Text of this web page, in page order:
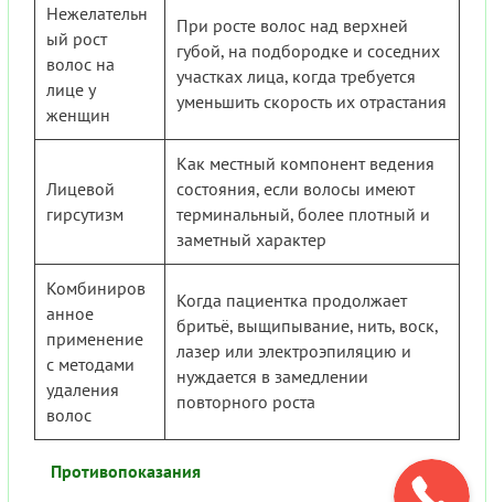
Нежелательн
ый рост
волос на
лице у
женщин
При росте волос над верхней
губой, на подбородке и соседних
участках лица, когда требуется
уменьшить скорость их отрастания
Лицевой
гирсутизм
Как местный компонент ведения
состояния, если волосы имеют
терминальный, более плотный и
заметный характер
Комбиниров
анное
применение
с методами
удаления
волос
Когда пациентка продолжает
бритьё, выщипывание, нить, воск,
лазер или электроэпиляцию и
нуждается в замедлении
повторного роста
Противопоказания